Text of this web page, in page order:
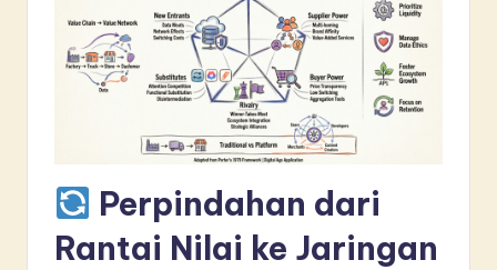
w
Perpindahan dari
Rantai Nilai ke Jaringan